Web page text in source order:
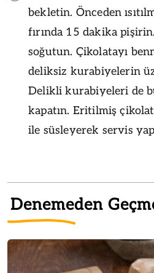
bekletin. Önceden
fırında 15 dakika
soğutun. Çikolatayı
deliksiz kurabiyelerin
Delikli kurabiyeleri de
kapatın. Eritilmiş
ile süsleyerek servis
Denemeden